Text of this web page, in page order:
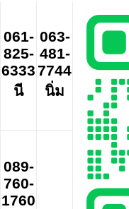
061-
825-
6333
นี
063-
481-
7744
นิ่ม
089-
760-
1760